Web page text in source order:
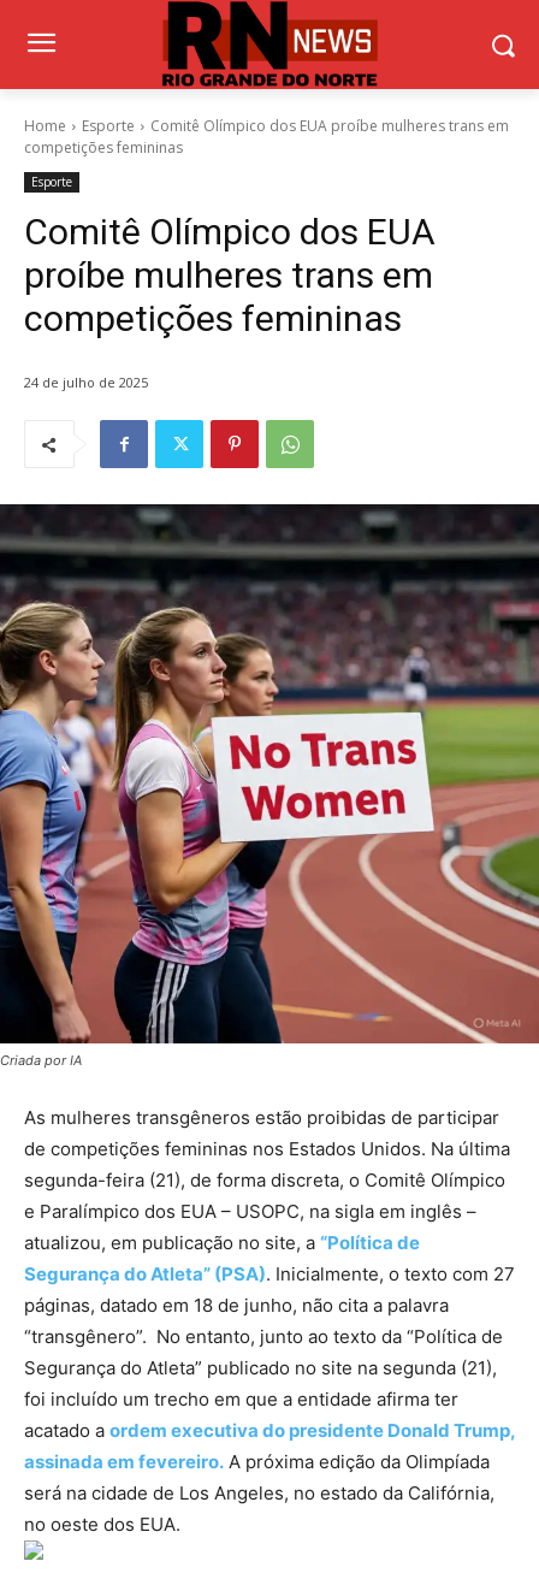
Home Esporte
Comitê Olímpico dos EUA proíbe mulheres trans em
competições femininas
Esporte
Comitê Olímpico dos EUA
proíbe mulheres trans em
competições femininas
24 de julho de 2025
Criada por IA
As mulheres transgêneros estão proibidas de participar
de competições femininas nos Estados Unidos. Na última
segunda-feira (21), de forma discreta, o Comitê Olímpico
e Paralímpico dos EUA – USOPC, na sigla em inglês –
atualizou, em publicação no site, a “Política de
Segurança do Atleta” (PSA). Inicialmente, o texto com 27
páginas, datado em 18 de junho, não cita a palavra
“transgênero”. No entanto, junto ao texto da “Política de
Segurança do Atleta” publicado no site na segunda (21),
foi incluído um trecho em que a entidade afirma ter
acatado a ordem executiva do presidente Donald Trump,
assinada em fevereiro. A próxima edição da Olimpíada
será na cidade de Los Angeles, no estado da Califórnia,
no oeste dos EUA.